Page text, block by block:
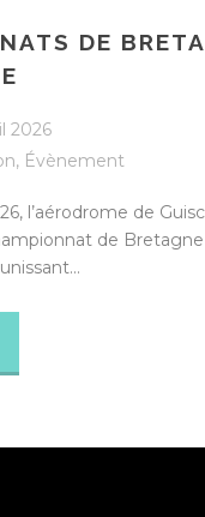
DE
2026
, Évènement
l’aérodrome de
de